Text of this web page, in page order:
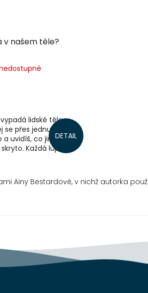
v našem těle?
DETAIL
lidské tělo
se přes jednu ze tří
uvidíš, co jinak
Každá lupa
Ainy Bestardové, v nichž autorka